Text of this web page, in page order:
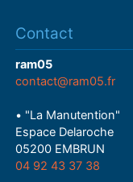
Contact
ram05
contact@ram05.fr
• "La Manutention"
Espace Delaroche
05200 EMBRUN
04 92 43 37 38